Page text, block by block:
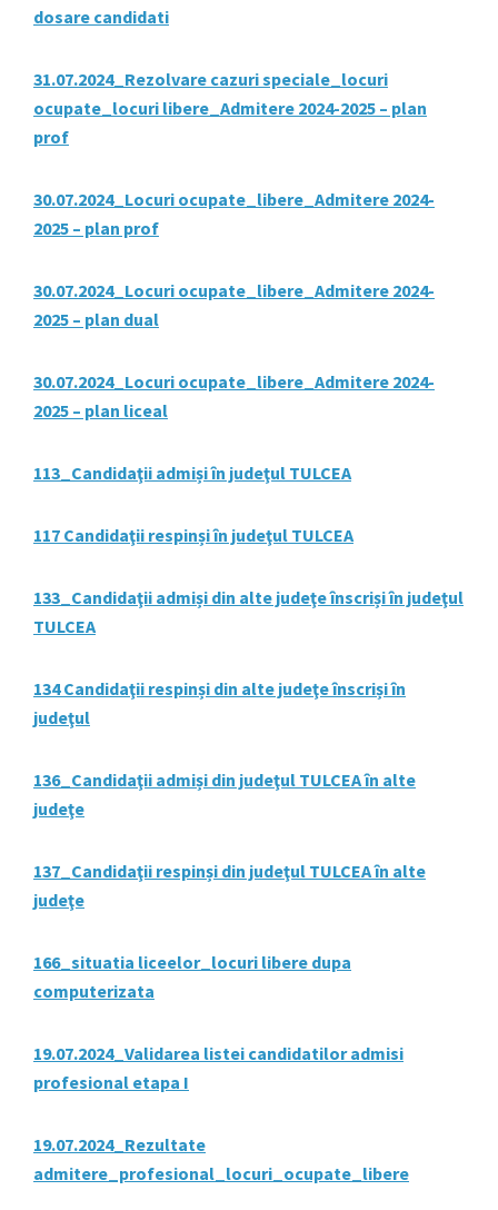
dosare candidati
31.07.2024_Rezolvare cazuri speciale_locuri
ocupate_locuri libere_Admitere 2024-2025 – plan
prof
30.07.2024_Locuri ocupate_libere_Admitere 2024-
2025 – plan prof
30.07.2024_Locuri ocupate_libere_Admitere 2024-
2025 – plan dual
30.07.2024_Locuri ocupate_libere_Admitere 2024-
2025 – plan liceal
113_Candidaţii admiși în judeţul TULCEA
117 Candidaţii respinși în judeţul TULCEA
133_Candidaţii admiși din alte judeţe înscriși în judeţul
TULCEA
134 Candidaţii respinși din alte judeţe înscriși în
judeţul
136_Candidaţii admiși din judeţul TULCEA în alte
judeţe
137_Candidaţii respinși din judeţul TULCEA în alte
judeţe
166_situatia liceelor_locuri libere dupa
computerizata
19.07.2024_Validarea listei candidatilor admisi
profesional etapa I
19.07.2024_Rezultate
admitere_profesional_locuri_ocupate_libere